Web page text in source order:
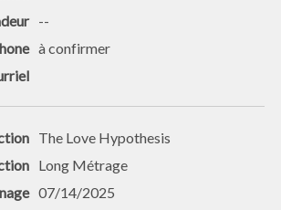
--
à confirmer
The Love Hypothesis
Long Métrage
07/14/2025